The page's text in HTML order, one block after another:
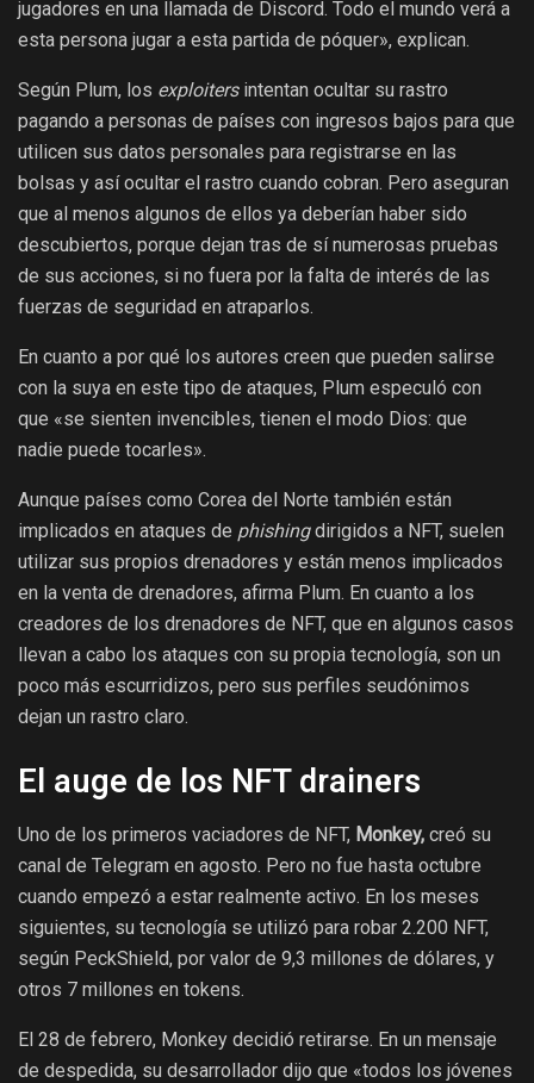
jugadores en una llamada de Discord. Todo el mundo verá a
esta persona jugar a esta partida de póquer», explican.
Según Plum, los exploitersintentan ocultar su rastro
pagando a personas de países con ingresos bajos para que
utilicen sus datos personales para registrarse en las
bolsas y así ocultar el rastro cuando cobran. Pero aseguran
que al menos algunos de ellos ya deberían haber sido
descubiertos, porque dejan tras de sí numerosas pruebas
de sus acciones, si no fuera por la falta de interés de las
fuerzas de seguridad en atraparlos.
En cuanto a por qué los autores creen que pueden salirse
con la suya en este tipo de ataques, Plum especuló con
que «se sienten invencibles, tienen el modo Dios: que
nadie puede tocarles».
Aunque países como Corea del Norte también están
implicados en ataques de phishingdirigidos a NFT, suelen
utilizar sus propios drenadores y están menos implicados
en la venta de drenadores, afirma Plum. En cuanto a los
creadores de los drenadores de NFT, que en algunos casos
llevan a cabo los ataques con su propia tecnología, son un
poco más escurridizos, pero sus perfiles seudónimos
dejan un rastro claro.
El auge de los NFT drainers
Uno de los primeros vaciadores de NFT, Monkey, creó su
canal de Telegram en agosto. Pero no fue hasta octubre
cuando empezó a estar realmente activo. En los meses
siguientes, su tecnología se utilizó para robar 2.200 NFT,
según PeckShield, por valor de 9,3 millones de dólares, y
otros 7 millones en tokens.
El 28 de febrero, Monkey decidió retirarse. En un mensaje
de despedida, su desarrollador dijo que «todos los jóvenes